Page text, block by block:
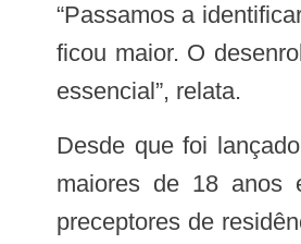
“Passamos a identificar que a assistência precisou ser por meio de teleatendimento, pois a procura da população pelo programa
ficou maior. O
essencial”, relata.
Desde que foi lançado, no início de abril, o Plantão Coronavírus oferece atendimento com foco em saúde mental a pessoas
maiores de 18 anos
preceptores de